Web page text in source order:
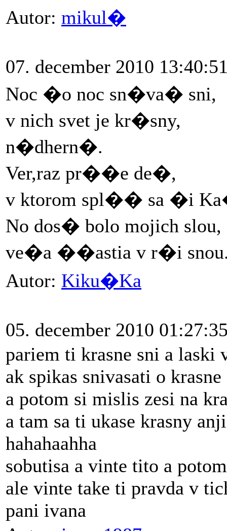
Autor: mikul�
07. december 2010
Noc �o noc sn�va� sni,
v nich svet je kr�sny,
n�dhern�.
Ver,raz pr��e de�,
v ktorom spl�� sa �i
No dos� bolo mojich slou,
ve�a ��astia v r�i
Autor: Kiku�Ka
05. december 2010
pariem ti krasne sni a laski
ak spikas snivasati o krasne
a potom si mislis zesi na
a tam sa ti ukase krasny
hahahaahha
sobutisa a vinte tito a
ale vinte take ti pravda v
pani ivana